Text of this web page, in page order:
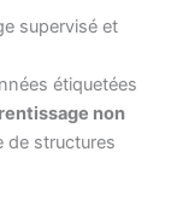
supervisé et
étiquetées
non
de structures